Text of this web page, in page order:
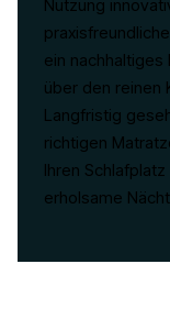
Nutzung
ein
über den reinen
Langfristig
richtigen
Ihren
erholsame